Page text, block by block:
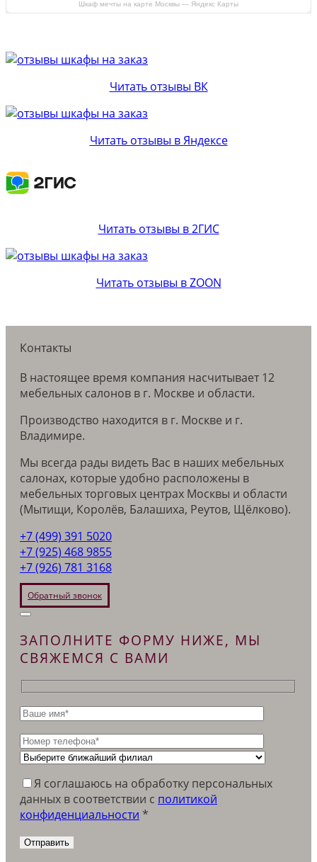
Шкаф мечты на карте Москвы — Яндекс Карты
Читать отзывы ВК
Читать отзывы в Яндексе
Читать отзывы в 2ГИС
Читать отзывы в ZOON
Контакты
В настоящее время компания насчитывает 12
мебельных салонов в г. Москве и области.
Производство находится в г. Москве и г.
Владимире.
Мы всегда рады видеть Вас в наших мебельных
салонах, которые удобно расположены в
мебельных торговых центрах Москвы и области
(Мытищи, Королёв, Балашиха, Реутов, Щёлково).
+7 (499) 391 5020
+7 (925) 468 9855
+7 (926) 781 3168
Обратный звонок
ЗАПОЛНИТЕ ФОРМУ НИЖЕ, МЫ
СВЯЖЕМСЯ С ВАМИ
Я соглашаюсь на обработку персональных
данных в соответствии c политикой
конфиденциальности *